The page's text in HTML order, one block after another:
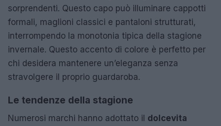
sorprendenti. Questo capo può illuminare cappotti
formali, maglioni classici e pantaloni strutturati,
interrompendo la monotonia tipica della stagione
invernale. Questo accento di colore è perfetto per
chi desidera mantenere un’eleganza senza
stravolgere il proprio guardaroba.
Le tendenze della stagione
Numerosi marchi hanno adottato il dolcevita